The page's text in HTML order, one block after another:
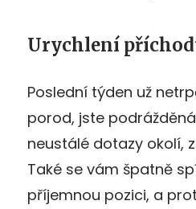
Urychlení
Poslední týden už
porod, jste
neustálé dotazy okolí,
Také se vám špatně
příjemnou pozici, a